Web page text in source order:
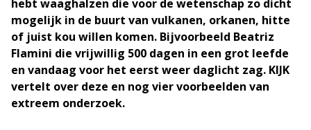
hebt waaghalzen die voor de wetenschap zo dicht
mogelijk in de buurt van vulkanen, orkanen, hitte
of juist kou willen komen. Bijvoorbeeld Beatriz
Flamini die vrijwillig 500 dagen in een grot leefde
en vandaag voor het eerst weer daglicht zag. KIJK
vertelt over deze en nog vier voorbeelden van
extreem onderzoek.